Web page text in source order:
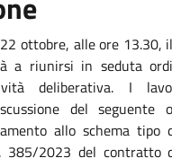
ottobre, alle ore 13.30,
a riunirsi in seduta
deliberativa. I
del seguente
allo schema tipo
385/2023 del contratto